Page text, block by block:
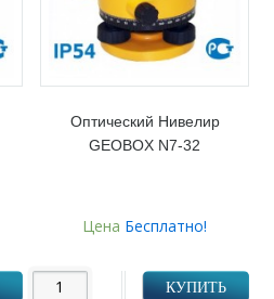
Оптический Нивелир
GEOBOX N7-32
Цена Бесплатно!
КУПИТЬ